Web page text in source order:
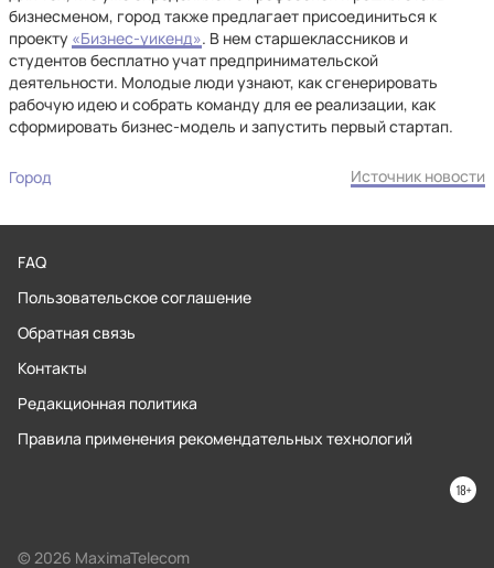
бизнесменом, город также предлагает присоединиться к
проекту «Бизнес-уикенд». В нем старшеклассников и
студентов бесплатно учат предпринимательской
деятельности. Молодые люди узнают, как сгенерировать
рабочую идею и собрать команду для ее реализации, как
сформировать бизнес-модель и запустить первый стартап.
Город Источник новости
FAQ
Пользовательское соглашение
Обратная связь
Контакты
Редакционная политика
Правила применения рекомендательных технологий
© 2026 MaximaTelecom